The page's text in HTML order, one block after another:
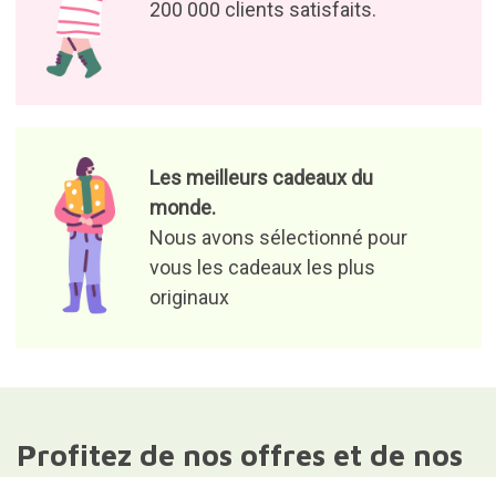
200 000 clients satisfaits.
Les meilleurs cadeaux du
monde.
Nous avons sélectionné pour
vous les cadeaux les plus
originaux
Profitez de nos offres et de nos